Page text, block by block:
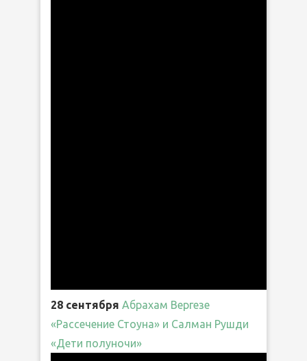
28 сентября Абрахам Вергезе
«Рассечение Стоуна» и Салман Рушди
«Дети полуночи»